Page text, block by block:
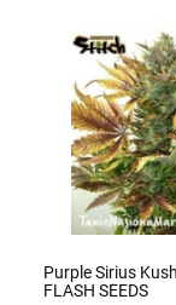
Purple Sirius
FLASH SEEDS